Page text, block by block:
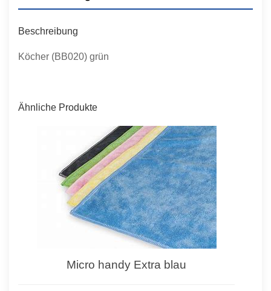
Beschreibung
Köcher (BB020) grün
Ähnliche Produkte
Micro handy Extra blau